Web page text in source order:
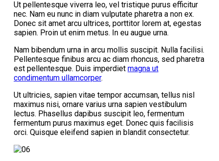
Ut pellentesque viverra leo, vel tristique purus efficitur
nec. Nam eu nunc in diam vulputate pharetra a non ex.
Donec sit amet arcu ultrices, porttitor lorem at, egestas
sapien. Proin ut enim metus. In eu augue urna.
Nam bibendum urna in arcu mollis suscipit. Nulla facilisi.
Pellentesque finibus arcu ac diam rhoncus, sed pharetra
est pellentesque. Duis imperdiet magna ut
condimentum ullamcorper.
Ut ultricies, sapien vitae tempor accumsan, tellus nisl
maximus nisi, ornare varius urna sapien vestibulum
lectus. Phasellus dapibus suscipit leo, fermentum
fermentum purus maximus eget. Donec quis facilisis
orci. Quisque eleifend sapien in blandit consectetur.